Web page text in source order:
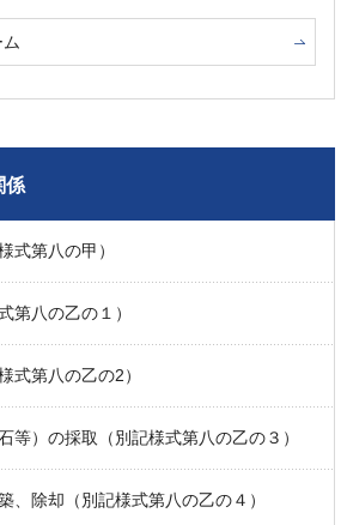
係
式第八の甲）
第八の乙の１）
式第八の乙の2）
等）の採取（別記様式第八の乙の３）
、除却（別記様式第八の乙の４）